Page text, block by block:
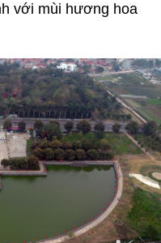
với mùi hương hoa